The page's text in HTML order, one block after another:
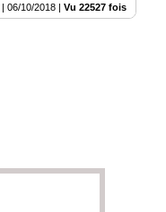
| 06/10/2018 | Vu 22527 fois